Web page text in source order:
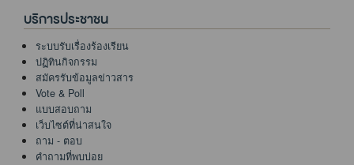
บริการประชาชน
ระบบรับเรื่องร้องเรียน
ปฏิทินกิจกรรม
สมัครรับข้อมูลข่าวสาร
Vote & Poll
แบบสอบถาม
เว็บไซต์ที่น่าสนใจ
ถาม - ตอบ
คำถามที่พบบ่อย